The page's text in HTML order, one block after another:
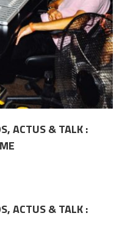
ACTUS & TALK :
ACTUS & TALK :